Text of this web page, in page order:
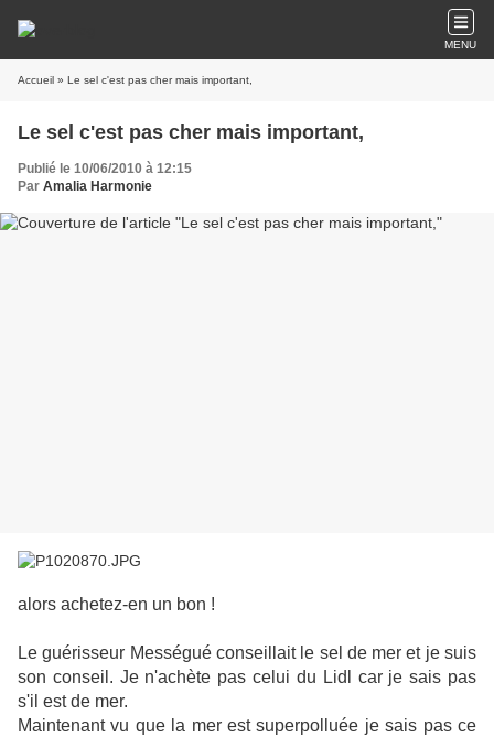
MENU
Accueil » Le sel c'est pas cher mais important,
Le sel c'est pas cher mais important,
Publié le 10/06/2010 à 12:15
Par Amalia Harmonie
alors achetez-en un bon !
Le guérisseur Mességué conseillait le sel de mer et je suis
son conseil. Je n'achète pas celui du Lidl car je sais pas
s'il est de mer.
Maintenant vu que la mer est superpolluée je sais pas ce